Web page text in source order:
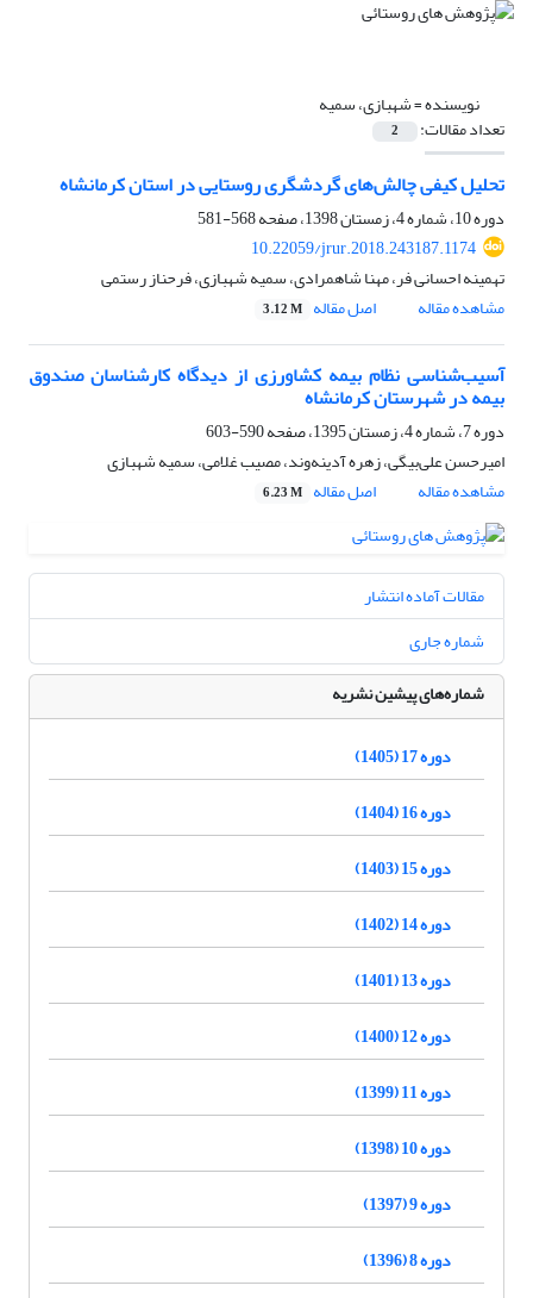
نویسنده =شهبازی، سمیه
تعداد مقالات: 2
تحلیل کیفی چالش‌های گردشگری روستایی در استان کرمانشاه
دوره 10، شماره 4، زمستان 1398، صفحه
568-581
10.22059/jrur.2018.243187.1174
تهمینه احسانی فر، مهنا شاهمرادی، سمیه شهبازی، فرحناز رستمی
مشاهده مقاله
اصل مقاله 3.12 M
آسیب‌شناسی نظام بیمه کشاورزی از دیدگاه کارشناسان صندوق
بیمه در شهرستان کرمانشاه
دوره 7، شماره 4، زمستان 1395، صفحه
590-603
امیرحسن علی‌بیگی، زهره آدینه‌وند، مصیب غلامی، سمیه شهبازی
مشاهده مقاله
اصل مقاله 6.23 M
مقالات آماده انتشار
شماره جاری
شماره‌های پیشین نشریه
دوره 17 (1405)
دوره 16 (1404)
دوره 15 (1403)
دوره 14 (1402)
دوره 13 (1401)
دوره 12 (1400)
دوره 11 (1399)
دوره 10 (1398)
دوره 9 (1397)
دوره 8 (1396)